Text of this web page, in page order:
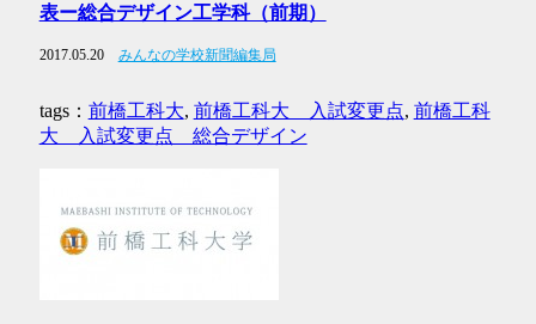
表ー総合デザイン工学科（前期）
2017.05.20 みんなの学校新聞編集局
tags： 前橋工科大, 前橋工科大 入試変更点, 前橋工科
大 入試変更点 総合デザイン